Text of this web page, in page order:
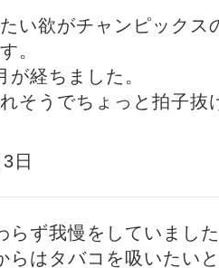
い欲がチャンピックス
。
経ちました。
そうでちょっと拍子抜
日
らず我慢をしていました
らはタバコを吸いたいと